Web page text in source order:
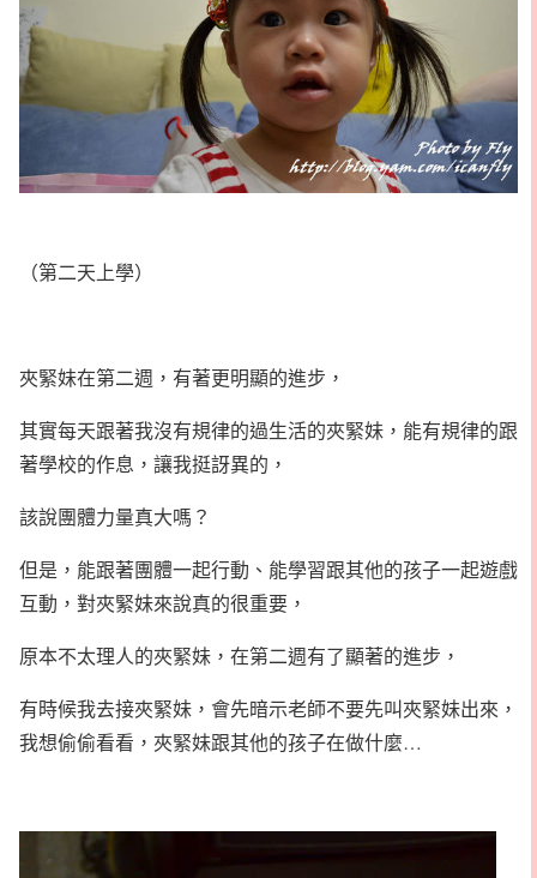
（第二天上學）
夾緊妹在第二週，有著更明顯的進步，
其實每天跟著我沒有規律的過生活的夾緊妹，能有規律的跟
著學校的作息，讓我挺訝異的，
該說團體力量真大嗎？
但是，能跟著團體一起行動、能學習跟其他的孩子一起遊戲
互動，對夾緊妹來說真的很重要，
原本不太理人的夾緊妹，在第二週有了顯著的進步，
有時候我去接夾緊妹，會先暗示老師不要先叫夾緊妹出來，
我想偷偷看看，夾緊妹跟其他的孩子在做什麼…